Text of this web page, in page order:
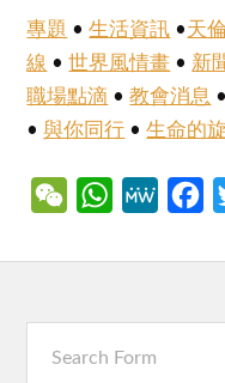
專題 •生活資訊 •天
線 •世界風情畫 • 新
職場點滴 •教會消息
•與你同行 •生命的
WeChatWhatsApp
MeWe